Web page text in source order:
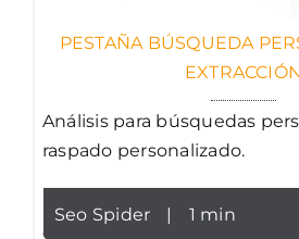
PESTAÑA BÚSQUEDA
Análisis para búsquedas
raspado personalizado.
Seo Spider | 1 min